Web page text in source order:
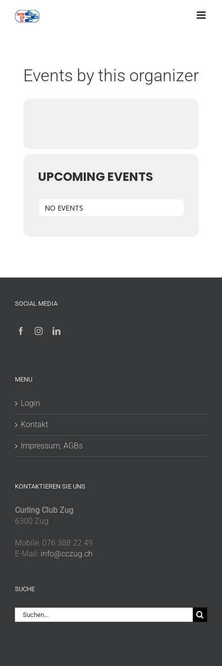
Inhalt
Events by this organizer
UPCOMING EVENTS
NO EVENTS
SOCIAL MEDIA
MENU
Login
Kontakt
Impressum, AGBs
KONTAKTIEREN SIE UNS
Curling Club Zug
6300 Zug
Mobile: 076 388 22 49
E-Mail: info@cczug.ch
SUCHE
Suche
nach: